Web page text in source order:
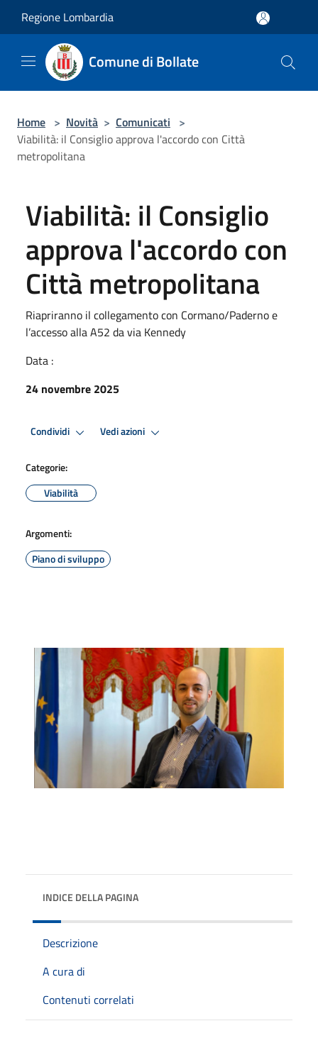
Regione Lombardia
Comune di Bollate
Home > Novità > Comunicati >
Viabilità: il Consiglio approva l'accordo con Città
metropolitana
Viabilità: il Consiglio
approva l'accordo con
Città metropolitana
Riapriranno il collegamento con Cormano/Paderno e
l’accesso alla A52 da via Kennedy
Data :
24 novembre 2025
Condividi Vedi azioni
Categorie:
Viabilità
Argomenti:
Piano di sviluppo
INDICE DELLA PAGINA
Descrizione
A cura di
Contenuti correlati